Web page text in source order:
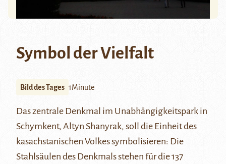
Symbol der Vielfalt
Bild des Tages 1Minute
Das zentrale Denkmal im Unabhängigkeitspark in
Schymkent, Altyn Shanyrak, soll die Einheit des
kasachstanischen Volkes symbolisieren: Die
Stahlsäulen des Denkmals stehen für die 137